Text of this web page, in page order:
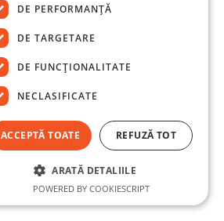
DE PERFORMANȚĂ
DE TARGETARE
DE FUNCŢIONALITATE
NECLASIFICATE
ACCEPTĂ TOATE REFUZĂ TOT
ARATĂ DETALIILE
POWERED BY COOKIESCRIPT